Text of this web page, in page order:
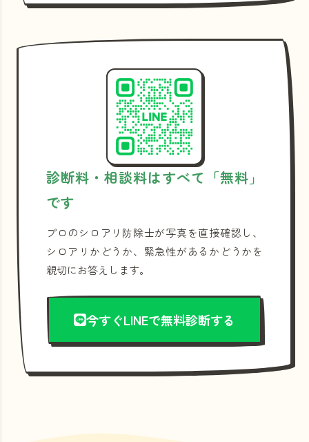
診断料・相談料はすべて「無料」
です
プロのシロアリ防除士が写真を直接確認し、
シロアリかどうか、緊急性があるかどうかを
親切にお答えします。
今すぐLINEで無料診断する